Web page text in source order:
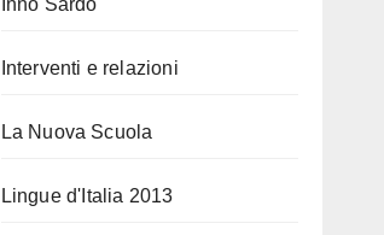
Inno Sardo
Interventi e relazioni
La Nuova Scuola
Lingue d'Italia 2013